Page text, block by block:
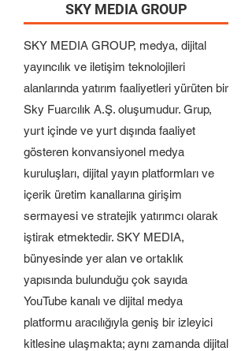
SKY MEDIA GROUP
SKY MEDIA GROUP, medya, dijital
yayıncılık ve iletişim teknolojileri
alanlarında yatırım faaliyetleri yürüten bir
Sky Fuarcılık A.Ş. oluşumudur. Grup,
yurt içinde ve yurt dışında faaliyet
gösteren konvansiyonel medya
kuruluşları, dijital yayın platformları ve
içerik üretim kanallarına girişim
sermayesi ve stratejik yatırımcı olarak
iştirak etmektedir. SKY MEDIA,
bünyesinde yer alan ve ortaklık
yapısında bulunduğu çok sayıda
YouTube kanalı ve dijital medya
platformu aracılığıyla geniş bir izleyici
kitlesine ulaşmakta; aynı zamanda dijital